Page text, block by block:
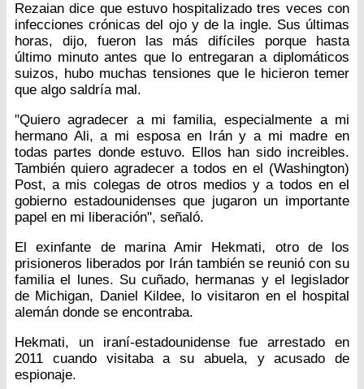
Rezaian dice que estuvo hospitalizado tres veces con
infecciones crónicas del ojo y de la ingle. Sus últimas
horas, dijo, fueron las más difíciles porque hasta
último minuto antes que lo entregaran a diplomáticos
suizos, hubo muchas tensiones que le hicieron temer
que algo saldría mal.
"Quiero agradecer a mi familia, especialmente a mi
hermano Ali, a mi esposa en Irán y a mi madre en
todas partes donde estuvo. Ellos han sido increibles.
También quiero agradecer a todos en el (Washington)
Post, a mis colegas de otros medios y a todos en el
gobierno estadounidenses que jugaron un importante
papel en mi liberación", señaló.
El exinfante de marina Amir Hekmati, otro de los
prisioneros liberados por Irán también se reunió con su
familia el lunes. Su cuñado, hermanas y el legislador
de Michigan, Daniel Kildee, lo visitaron en el hospital
alemán donde se encontraba.
Hekmati, un iraní-estadounidense fue arrestado en
2011 cuando visitaba a su abuela, y acusado de
espionaje.